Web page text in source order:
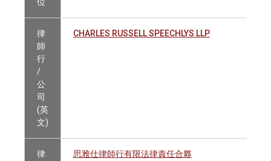
律
師
行
/
公
司
(英
文)
CHARLES RUSSELL SPEECHLYS LLP
律
思雅仕律師行有限法律責任合夥